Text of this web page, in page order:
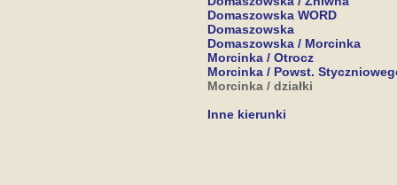
Domaszowska WORD
Domaszowska
Domaszowska / Morcinka
Morcinka / Otrocz
Morcinka / Powst.
Morcinka / działki
Inne kierunki